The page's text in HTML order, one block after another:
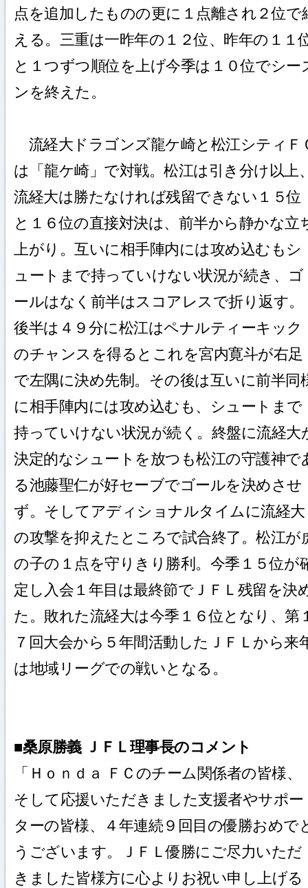
点を追加したものの更に１点離され２位で
える。三重は一昨年の１２位、昨年の１１
と１つずつ順位を上げ今季は１０位でシー
ンを終えた。
流経大ドラゴンズ龍ケ崎と松江シティＦ
は「龍ケ崎」で対戦。松江は引き分け以上
流経大は勝たなければ残留できない１５位
と１６位の直接対決は、前半から静かな立
上がり。互いに相手陣内には攻め込むもシ
ュートまで持っていけない状況が続き、ゴ
ールはなく前半はスコアレスで折り返す。
後半は４９分に松江はペナルティーキック
のチャンスを得るとこれを宮内寛斗が右足
で左隅に決め先制。その後は互いに前半同
に相手陣内には攻め込むも、シュートまで
持っていけない状況が続く。終盤に流経大
決定的なシュートを放つも松江の守護神で
る池藤聖仁が好セーブでゴールを決めさせ
ず。そしてアディショナルタイムに流経大
の攻撃を抑えたところで試合終了。松江が
の子の１点を守りきり勝利。今季１５位が
定し入会１年目は最終節でＪＦＬ残留を決
た。敗れた流経大は今季１６位となり、第
７回大会から５年間活動したＪＦＬから来
は地域リーグでの戦いとなる。
■桑原勝義 ＪＦＬ理事長のコメント
「Ｈｏｎｄａ ＦＣのチーム関係者の皆様、
そして応援いただきました支援者やサポー
ターの皆様、４年連続９回目の優勝おめで
うございます。ＪＦＬ優勝にご尽力いただ
きました皆様方に心よりお祝い申し上げる